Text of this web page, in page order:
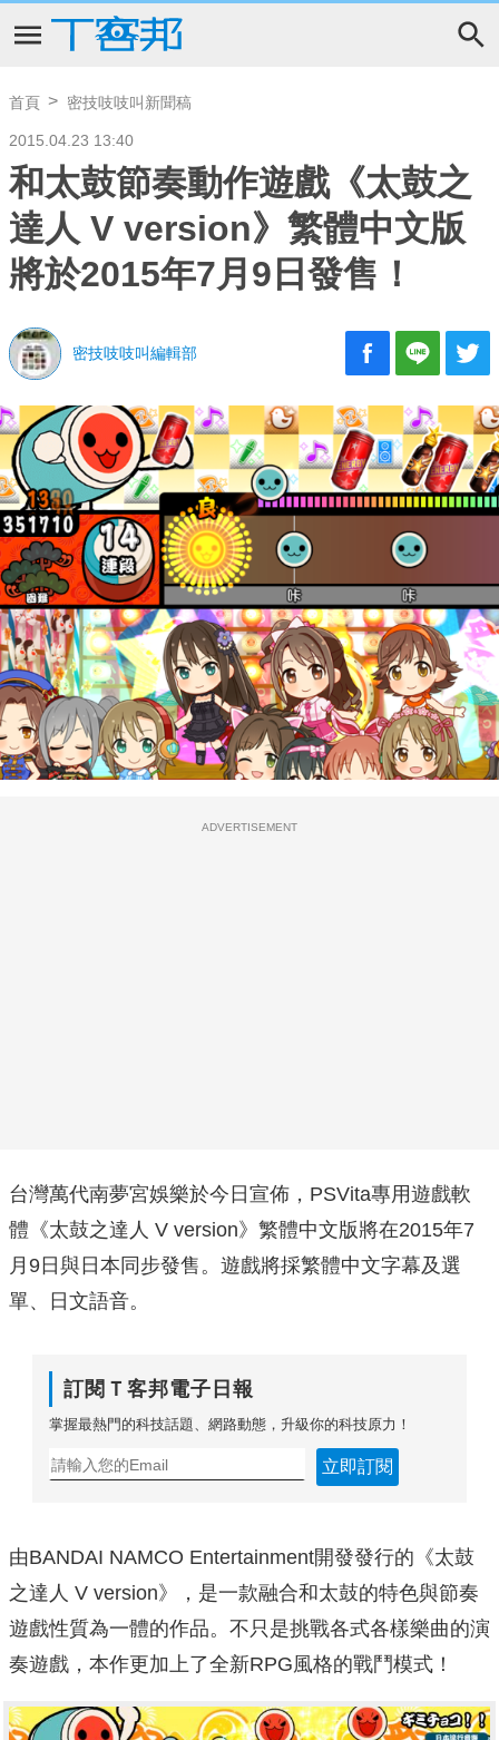
首頁 密技吱吱叫新聞稿
2015.04.23 13:40
和太鼓節奏動作遊戲《太鼓之
達人 V version》繁體中文版
將於2015年7月9日發售！
密技吱吱叫編輯部
ADVERTISEMENT
台灣萬代南夢宮娛樂於今日宣佈，PSVita專用遊戲軟
體《太鼓之達人 V version》繁體中文版將在2015年7
月9日與日本同步發售。遊戲將採繁體中文字幕及選
單、日文語音。
訂閱Ｔ客邦電子日報
掌握最熱門的科技話題、網路動態，升級你的科技原力！
立即訂閱
由BANDAI NAMCO Entertainment開發發行的《太鼓
之達人 V version》，是一款融合和太鼓的特色與節奏
遊戲性質為一體的作品。不只是挑戰各式各樣樂曲的演
奏遊戲，本作更加上了全新RPG風格的戰鬥模式！